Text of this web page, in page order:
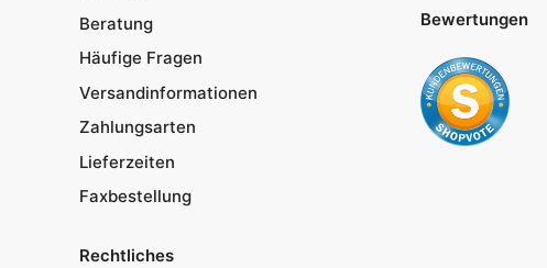
Beratung
Häufige Fragen
Versandinformationen
Zahlungsarten
Lieferzeiten
Faxbestellung
Rechtliches
Bewertungen